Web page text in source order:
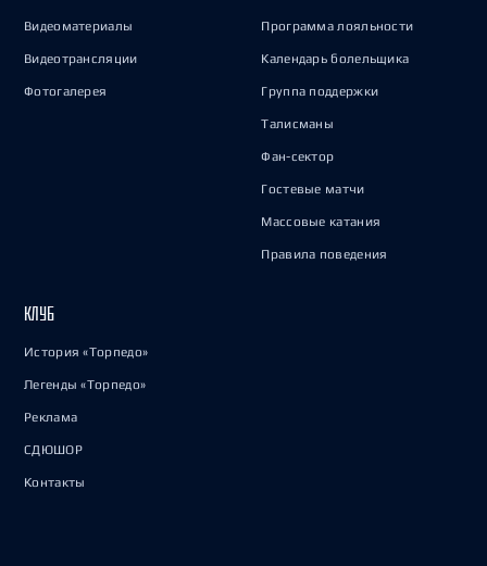
Видеоматериалы
Видеотрансляции
Фотогалерея
Программа лояльности
Календарь болельщика
Группа поддержки
Талисманы
Фан-сектор
Гостевые матчи
Массовые катания
Правила поведения
КЛУБ
История «Торпедо»
Легенды «Торпедо»
Реклама
СДЮШОР
Контакты